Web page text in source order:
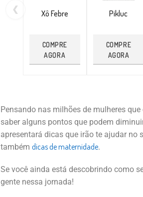
❮ Xô Febre
COMPRE
AGORA
Pikluc
COMPRE
AGORA
Pensando nas milhões de mulheres
saber alguns pontos que podem
apresentará dicas que irão te ajudar no
também dicas de maternidade.
Se você ainda está descobrindo como
gente nessa jornada!